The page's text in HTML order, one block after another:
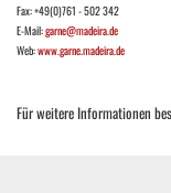
Fax: +49(0)761 - 502 342
E-Mail:garne@madeira.de
Web:www.garne.madeira.de
Für weitere Informationen